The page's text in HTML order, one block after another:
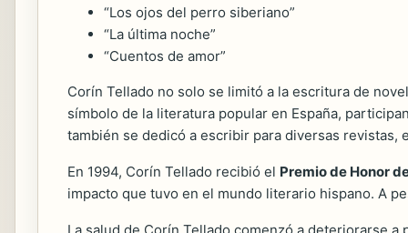
“Los ojos del perro siberiano”
“La última noche”
“Cuentos de amor”
Corín Tellado no solo se limitó a la escritura de
símbolo de la literatura popular en España,
también se dedicó a escribir para diversas
En 1994, Corín Tellado recibió el Premio de Honor
impacto que tuvo en el mundo literario hispano. A